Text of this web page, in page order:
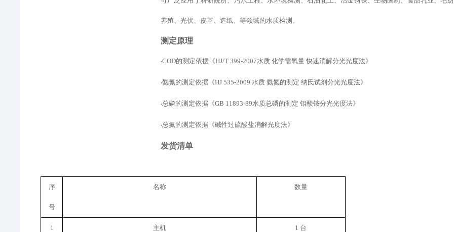
养殖、光伏、皮革、造纸、等领域的水质检测。
测定原理
•COD的测定依据《HJ/T 399-2007水质 化学需氧量 快速消解分光光度法》
•氨氮的测定依据《HJ 535-2009 水质 氨氮的测定 纳氏试剂分光光度法》
•总磷的测定依据《GB 11893-89水质总磷的测定 钼酸铵分光光度法》
•总氮的测定依据《碱性过硫酸盐消解光度法》
发货清单
序
号
名称 数量
1 主机 1 台